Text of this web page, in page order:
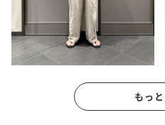
もっ